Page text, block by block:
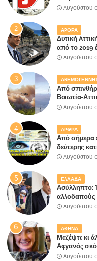
Αυγούστου
ΑΡΘΡΑ
Δυτική
από το 2019
έλαβε 40%
Αυγούστου
Από
Βοιωτία-
την λάθος
Αυγούστου
ΑΡΘΡΑ
Από σήμερα
δεύτερης
Αυγούστου
ΕΛΛΑΔΑ
Ασύλληπτο:
αλλοδαπούς
κυβέρνηση!
Αυγούστου
ΑΘΗΝΑ
Μαζέψτε κι
Αφγανός
κάνει τη
Αυγούστου